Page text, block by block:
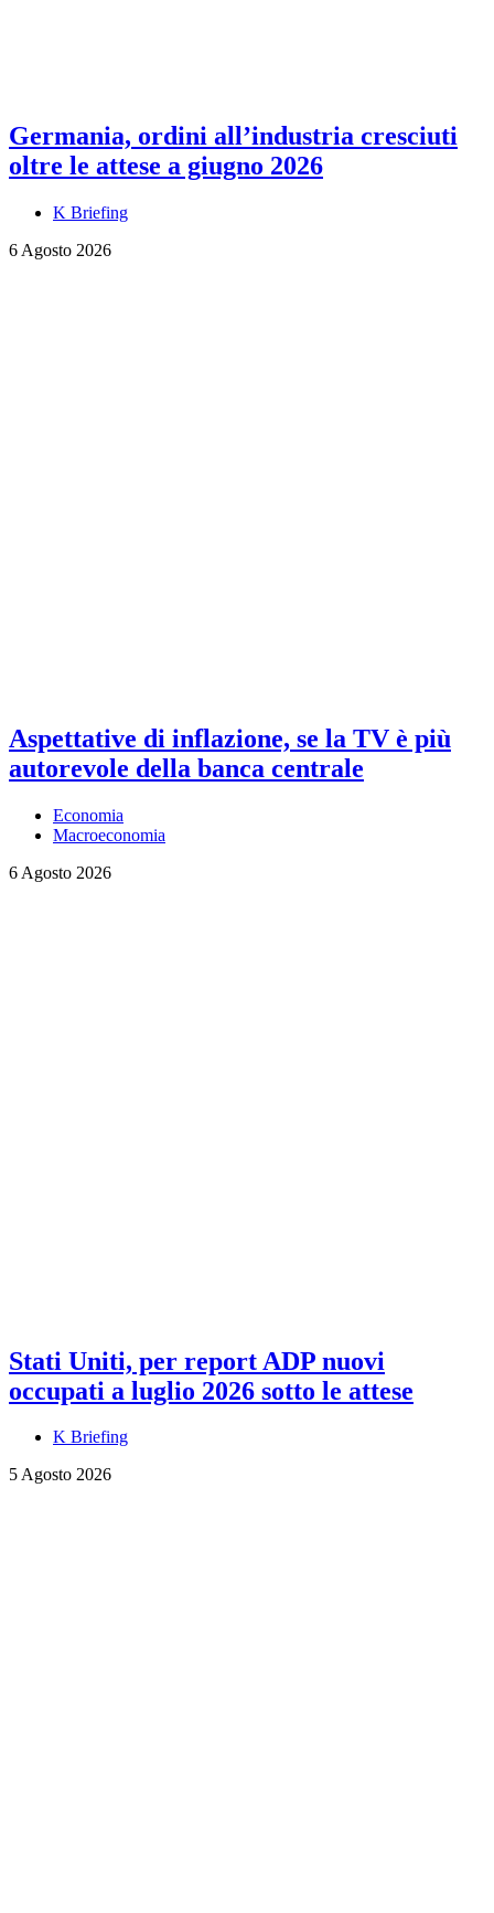
Germania, ordini all’industria cresciuti
oltre le attese a giugno 2026
K Briefing
6 Agosto 2026
Aspettative di inflazione, se la TV è più
autorevole della banca centrale
Economia
Macroeconomia
6 Agosto 2026
Stati Uniti, per report ADP nuovi
occupati a luglio 2026 sotto le attese
K Briefing
5 Agosto 2026